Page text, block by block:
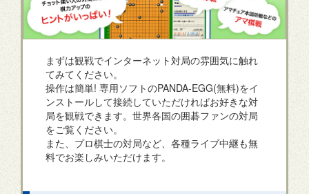
まずは観戦でインターネット対局の雰囲気に触れ
てみてください。
操作は簡単! 専用ソフトのPANDA-EGG(無料)をイ
ンストールして接続していただければお好きな対
局を観戦できます。世界各国の囲碁ファンの対局
をご覧ください。
また、プロ棋士の対局など、各種ライブ中継も無
料でお楽しみいただけます。